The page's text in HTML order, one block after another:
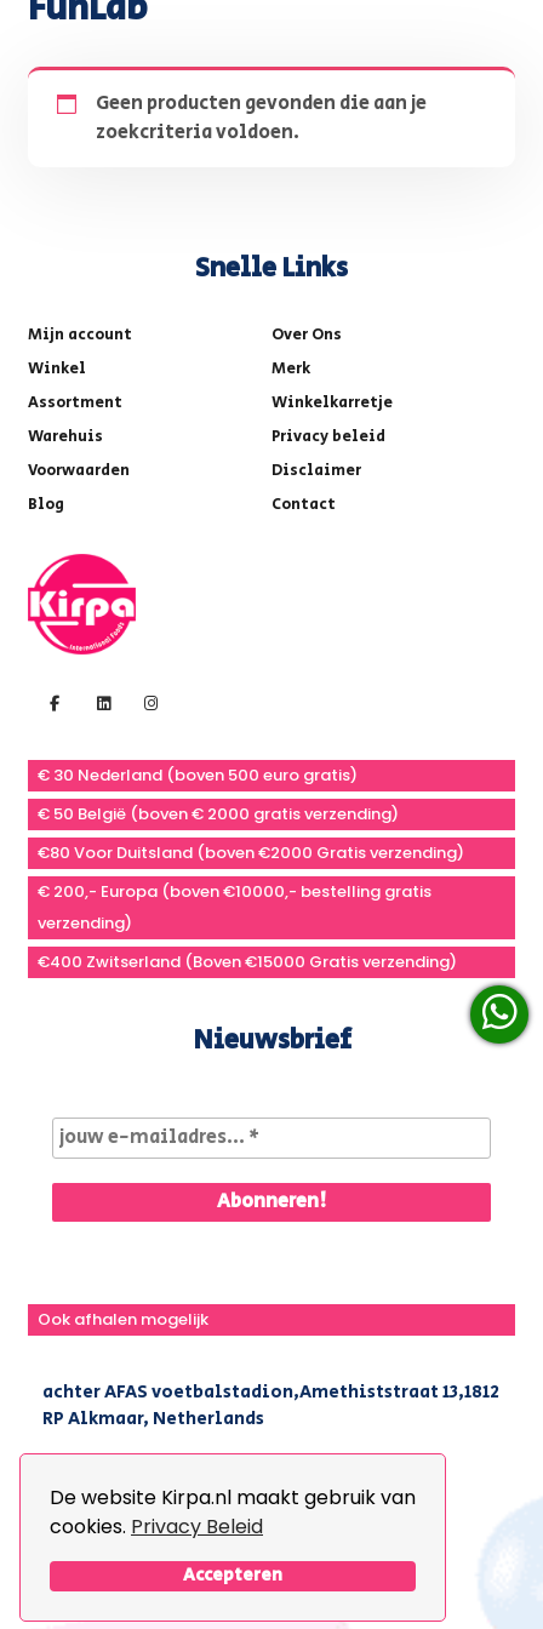
De website Kirpa.nl maakt gebruik van
cookies. Privacy Beleid
Accepteren
Geen producten gevonden die aan je
zoekcriteria voldoen.
Snelle Links
Mijn account
Over Ons
Winkel
Merk
Assortment
Winkelkarretje
Warehuis
Privacy beleid
Voorwaarden
Disclaimer
Blog
Contact
€ 30 Nederland (boven 500 euro gratis)
€ 50 België (boven € 2000 gratis verzending)
€80 Voor Duitsland (boven €2000 Gratis verzending)
€ 200,- Europa (boven €10000,- bestelling gratis
verzending)
€400 Zwitserland (Boven €15000 Gratis verzending)
Nieuwsbrief
Ook afhalen mogelijk
achter AFAS voetbalstadion,Amethiststraat 13,1812
RP Alkmaar, Netherlands
+31(0) 251 296 806 info@kirpa.nl
© 2026 Kirpa. All Rights Reserved.
The Webdesign